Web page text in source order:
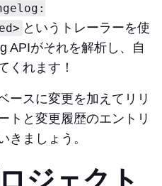
というトレーラーを使
APIがそれを解析し、自
くれます！
ースに変更を加えてリリ
トと変更履歴のエントリ
きましょう。